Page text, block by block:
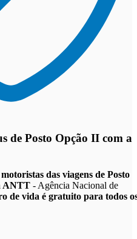
de Posto Opção II com a
das viagens de Posto
ANTT - Agência Nacional de
de vida é gratuito para todos